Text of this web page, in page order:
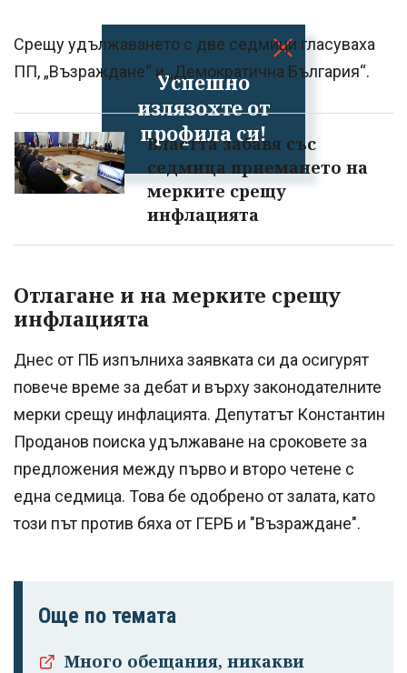
Успешно
излязохте от
профила си!
Срещу удължаването с две седмици гласуваха
ПП, „Възраждане“ и „Демократична България“.
Властта забавя със
седмица приемането на
мерките срещу
инфлацията
Отлагане и на мерките срещу
инфлацията
Днес от ПБ изпълниха заявката си да осигурят
повече време за дебат и върху законодателните
мерки срещу инфлацията. Депутатът Константин
Проданов поиска удължаване на сроковете за
предложения между първо и второ четене с
една седмица. Това бе одобрено от залата, като
този път против бяха от ГЕРБ и "Възраждане".
Още по темата
Много обещания, никакви